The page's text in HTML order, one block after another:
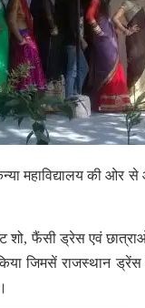
महाविद्यालय की ओर
शो, फैंसी ड्रेस एवं
जिमसें राजस्थान ड्रेंस